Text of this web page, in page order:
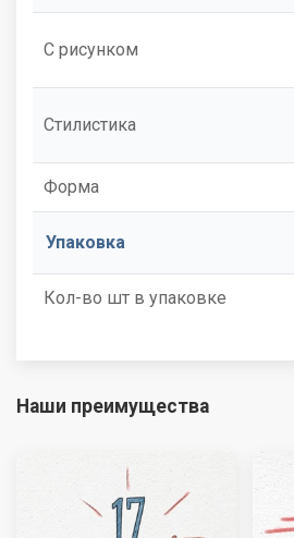
С рисунком
Стилистика
Форма
Упаковка
Кол-во шт в упаковке
Наши преимущества